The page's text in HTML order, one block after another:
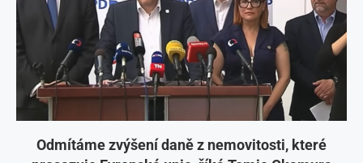
Odmítáme zvýšení daně z nemovitosti, které